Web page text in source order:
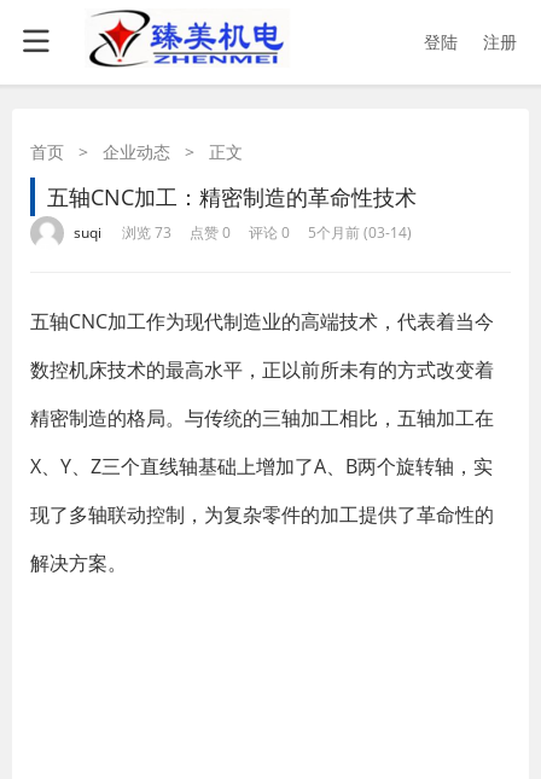
登陆 注册
首页 > 企业动态 > 正文
五轴CNC加工：精密制造的革命性技术
suqi 浏览 73 点赞 0 评论 0 5个月前 (03-14)
五轴CNC加工作为现代制造业的高端技术，代表着当今
数控机床技术的最高水平，正以前所未有的方式改变着
精密制造的格局。与传统的三轴加工相比，五轴加工在
X、Y、Z三个直线轴基础上增加了A、B两个旋转轴，实
现了多轴联动控制，为复杂零件的加工提供了革命性的
解决方案。